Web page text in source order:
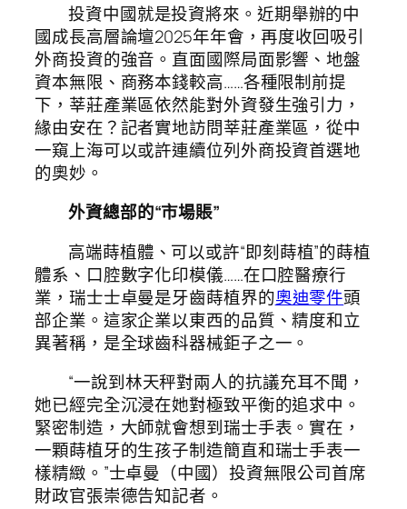
投資中國就是投資將來。近期舉辦的中
國成長高層論壇2025年年會，再度收回吸引
外商投資的強音。直面國際局面影響、地盤
資本無限、商務本錢較高……各種限制前提
下，莘莊產業區依然能對外資發生強引力，
緣由安在？記者實地訪問莘莊產業區，從中
一窺上海可以或許連續位列外商投資首選地
的奧妙。
外資總部的“市場賬”
高端蒔植體、可以或許“即刻蒔植”的蒔植
體系、口腔數字化印模儀……在口腔醫療行
業，瑞士士卓曼是牙齒蒔植界的奧迪零件頭
部企業。這家企業以東西的品質、精度和立
異著稱，是全球齒科器械鉅子之一。
“一說到林天秤對兩人的抗議充耳不聞，
她已經完全沉浸在她對極致平衡的追求中。
緊密制造，大師就會想到瑞士手表。實在，
一顆蒔植牙的生孩子制造簡直和瑞士手表一
樣精緻。”士卓曼（中國）投資無限公司首席
財政官張崇德告知記者。